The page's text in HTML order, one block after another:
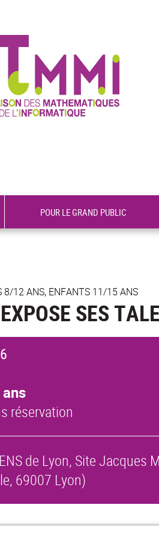
POUR LE GRAND PUBLIC
8/12 ANS, ENFANTS 11/15 ANS
SES
réservation
de Lyon, Site Jacques
69007 Lyon)